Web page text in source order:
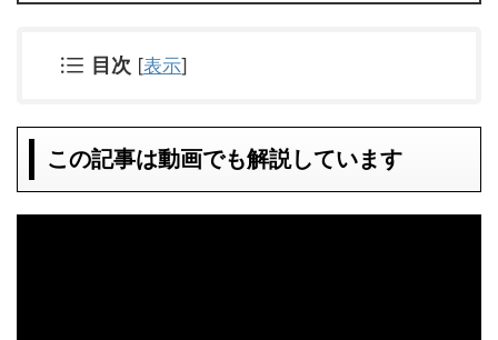
目次 [表示]
この記事は動画でも解説しています